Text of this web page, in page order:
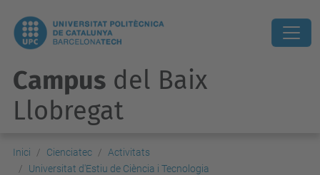
Campus del Baix
Llobregat
Inici Cienciatec
Activitats
Universitat d'Estiu de Ciència i Tecnologia